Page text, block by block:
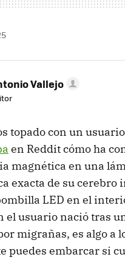
Vallejo
topado con un
en Reddit cómo ha
magnética en una
exacta de su cerebro
LED en el
el usuario nació tras
migrañas, es algo a
puedes embarcar si